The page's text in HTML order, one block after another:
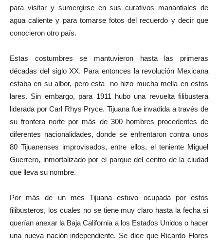
para visitar y sumergirse en sus curativos manantiales de
agua caliente y para tomarse fotos del recuerdo y decir que
conocieron otro país.
Estas costumbres se mantuvieron hasta las primeras
décadas del siglo XX. Para entonces la revolución Mexicana
estaba en su albor, pero esta no hizo mucha mella en estos
lares. Sin embargo, para 1911 hubo una revuelta filibustera
liderada por Carl Rhys Pryce. Tijuana fue invadida a través de
su frontera norte por más de 300 hombres procedentes de
diferentes nacionalidades, donde se enfrentaron contra unos
80 Tijuanenses improvisados, entre ellos, el teniente Miguel
Guerrero, inmortalizado por el parque del centro de la ciudad
que lleva su nombre.
Por más de un mes Tijuana estuvo ocupada por estos
filibusteros, los cuales no se tiene muy claro hasta la fecha si
querían anexar la Baja California a los Estados Unidos o hacer
una nueva nación independiente. Se dice que Ricardo Flores